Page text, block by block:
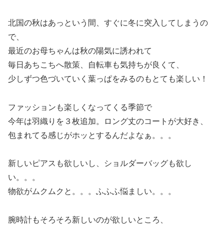
北国の秋はあっという間、すぐに冬に突入してしまうの
で、
最近のお母ちゃんは秋の陽気に誘われて
毎日あちこちへ散策、自転車も気持ちが良くて、
少しずつ色づいていく葉っぱをみるのもとても楽しい！
ファッションも楽しくなってくる季節で
今年は羽織りを３枚追加。ロング丈のコートが大好き、
包まれてる感じがホッとするんだよなぁ。。。
新しいピアスも欲しいし、ショルダーバッグも欲し
い。。。
物欲がムクムクと。。。ふふふ悩ましい。。。
腕時計もそろそろ新しいのが欲しいところ、